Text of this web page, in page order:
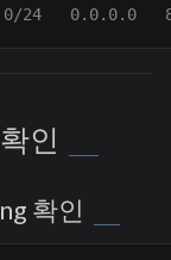
24   0.0.0.0
인
확인